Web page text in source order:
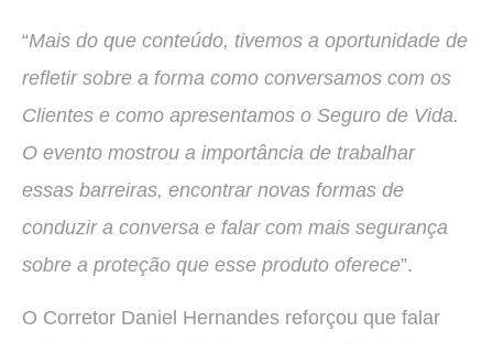
“Mais do que conteúdo, tivemos a oportunidade de
refletir sobre a forma como conversamos com os
Clientes e como apresentamos o Seguro de Vida.
O evento mostrou a importância de trabalhar
essas barreiras, encontrar novas formas de
conduzir a conversa e falar com mais segurança
sobre a proteção que esse produto oferece”.
O Corretor Daniel Hernandes reforçou que falar